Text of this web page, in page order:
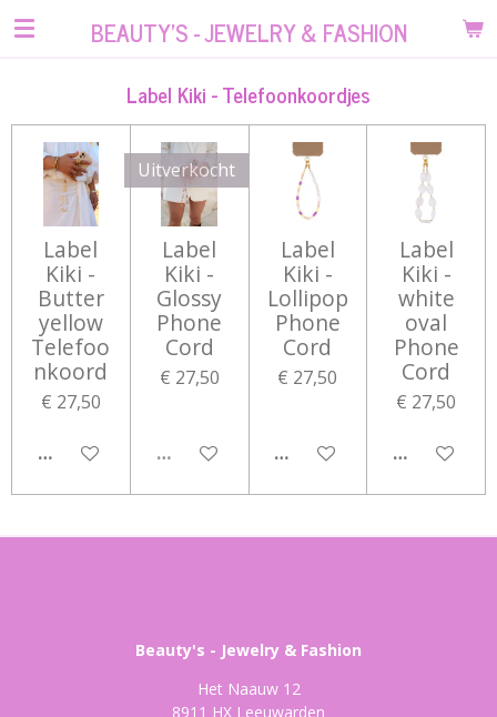
Ga
hoofdinhoud
BEAUTY'S - JEWELRY & FASHION
Label Kiki - Telefoonkoordjes
Label
Kiki -
Butter
yellow
Telefoo
nkoord
€ 27,50
IN WINKELWAGEN
Uitverkocht
Label
Kiki -
Glossy
Phone
Cord
€ 27,50
UITVERKOCHT
Label
Kiki -
Lollipop
Phone
Cord
€ 27,50
IN WINKELWAGEN
Label
Kiki -
white
oval
Phone
Cord
€ 27,50
IN
Beauty's - Jewelry & Fashion
Het Naauw 12
8911 HX Leeuwarden